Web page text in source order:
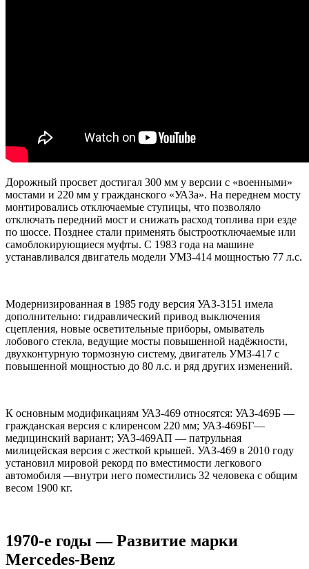
Дорожный просвет достигал 300 мм у версии с «военными»
мостами и 220 мм у гражданского «УАЗа». На переднем мосту
монтировались отключаемые ступицы, что позволяло
отключать передний мост и снижать расход топлива при езде
по шоссе. Позднее стали применять быстроотключаемые или
самоблокирующиеся муфты. С 1983 года на машине
устанавливался двигатель модели УМЗ-414 мощностью 77 л.с.
Модернизированная в 1985 году версия УАЗ-3151 имела
дополнительно: гидравлический привод выключения
сцепления, новые осветительные приборы, омыватель
лобового стекла, ведущие мосты повышенной надёжности,
двухконтурную тормозную систему, двигатель УМЗ-417 с
повышенной мощностью до 80 л.с. и ряд других изменений.
К основным модификациям УАЗ-469 относятся: УАЗ-469Б —
гражданская версия с клиренсом 220 мм; УАЗ-469БГ—
медицинский вариант; УАЗ-469АП — патрульная
милицейская версия с жесткой крышей. УАЗ-469 в 2010 году
установил мировой рекорд по вместимости легкового
автомобиля —внутри него поместились 32 человека с общим
весом 1900 кг.
1970-е годы — Развитие марки
Mercedes-Benz